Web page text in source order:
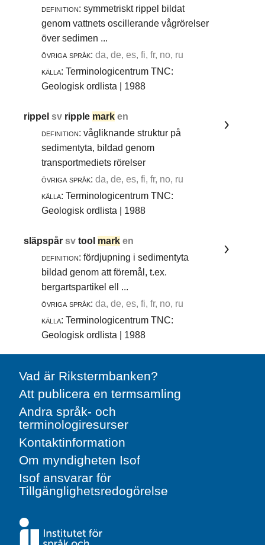
definition: symmetriskt rippel bildat
genom vattnets oscillerande vågrörelser
över sedimen ...
övriga språk: da, de, es, fi, fr, no, ru
källa: Terminologicentrum TNC:
Geologisk ordlista | 1988
rippelsv ripple mark en
definition: vågliknande struktur på
sedimentyta, bildad genom
transportmediets rörelser
övriga språk: da, de, es, fi, fr, no, ru
källa: Terminologicentrum TNC:
Geologisk ordlista | 1988
släpspårsvtool mark en
definition: fördjupning i sedimentyta
bildad genom att föremål, t.ex.
bergartspartikel ell ...
övriga språk: da, de, es, fi, fr, no, ru
källa: Terminologicentrum TNC:
Geologisk ordlista | 1988
Vad är Rikstermbanken?
Att publicera en termsamling
Andra språk- och
terminologiresurser
Kontaktinformation
Om myndigheten Isof
Isof ansvarar för
Tillgänglighetsredogörelse